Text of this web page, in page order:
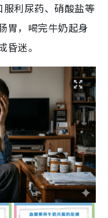
利尿药、硝酸盐等
胃，喝完牛奶起身
迷。